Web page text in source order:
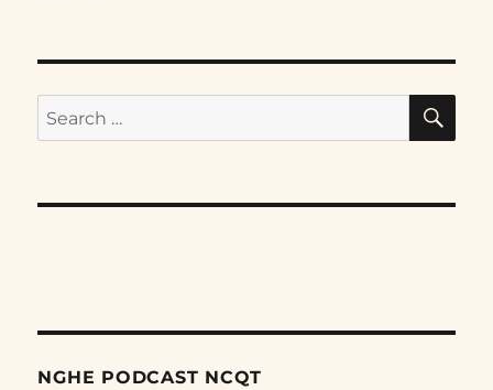
Search
for:
NGHE PODCAST NCQT